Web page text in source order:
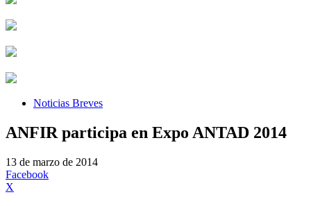
Noticias Breves
ANFIR participa en Expo ANTAD 2014
13 de marzo de 2014
Facebook
X